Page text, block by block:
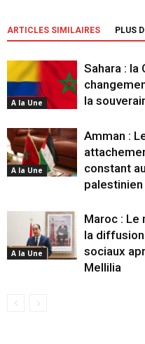
ARTICLES SIMILAIRES PLUS
A la Une
Sahara : la
la
A la Une
Amman :
constant
palestinien
A la Une
Maroc : Le
la
sociaux
Mellilia